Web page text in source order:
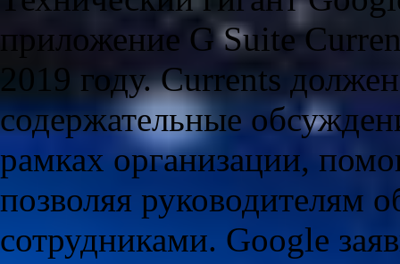
приложение G Suite
2019 году. Currents
содержательные
рамках организации,
позволяя руководителям
сотрудниками. Google